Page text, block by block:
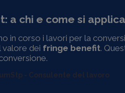
a chi e come si
in corso i lavori per la
valore dei fringe benefit.
- Consulente del lavoro